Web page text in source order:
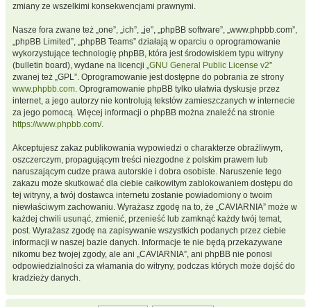
zmiany ze wszelkimi konsekwencjami prawnymi.
Nasze fora zwane też „one”, „ich”, „je”, „phpBB software”, „www.phpbb.com”,
„phpBB Limited”, „phpBB Teams” działają w oparciu o oprogramowanie
wykorzystujące technologię phpBB, która jest środowiskiem typu witryny
(bulletin board), wydane na licencji „GNU General Public License v2”
zwanej też „GPL”. Oprogramowanie jest dostępne do pobrania ze strony
www.phpbb.com. Oprogramowanie phpBB tylko ułatwia dyskusje przez
internet, a jego autorzy nie kontrolują tekstów zamieszczanych w internecie
za jego pomocą. Więcej informacji o phpBB można znaleźć na stronie
https://www.phpbb.com/.
Akceptujesz zakaz publikowania wypowiedzi o charakterze obraźliwym,
oszczerczym, propagującym treści niezgodne z polskim prawem lub
naruszającym cudze prawa autorskie i dobra osobiste. Naruszenie tego
zakazu może skutkować dla ciebie całkowitym zablokowaniem dostępu do
tej witryny, a twój dostawca internetu zostanie powiadomiony o twoim
niewłaściwym zachowaniu. Wyrażasz zgodę na to, że „CAVIARNIA” może w
każdej chwili usunąć, zmienić, przenieść lub zamknąć każdy twój temat,
post. Wyrażasz zgodę na zapisywanie wszystkich podanych przez ciebie
informacji w naszej bazie danych. Informacje te nie będą przekazywane
nikomu bez twojej zgody, ale ani „CAVIARNIA”, ani phpBB nie ponosi
odpowiedzialności za włamania do witryny, podczas których może dojść do
kradzieży danych.